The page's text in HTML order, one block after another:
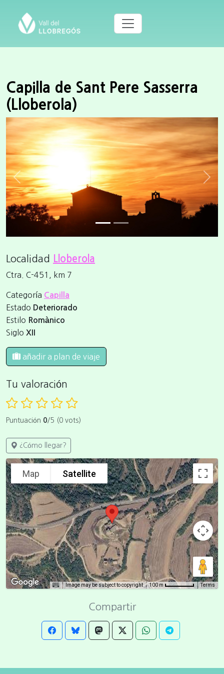
Capilla de Sant Pere Sasserra
(Lloberola)
Previous Next
Localidad Lloberola
Ctra. C-451, km 7
Categoría Capilla
Estado Deteriorado
Estilo Romànico
Siglo XII
añadir a plan de viaje
Tu valoración
Puntuación 0/5 (0 vots)
¿Cómo llegar?
Map Satellite
Image may be subject to copyright 100 m Terms
Compartir